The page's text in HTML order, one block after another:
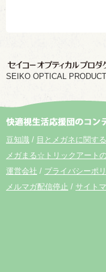
SEIKO OPTICAL
豆知識 目とメガネに関す
メガまる☆トリックアート
運営会社
プライバシーポ
メルマガ配信停止
サイト